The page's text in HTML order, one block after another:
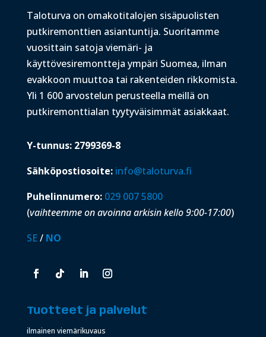
Taloturva on omakotitalojen sisäpuolisten
putkiremonttien asiantuntija. Suoritamme
vuosittain satoja viemäri- ja
käyttövesiremontteja ympäri Suomea, ilman
evakkoon muuttoa tai rakenteiden rikkomista.
Yli 1 600 arvostelun perusteella meillä on
putkiremonttialan tyytyväisimmät asiakkaat.
Y-tunnus: 2799369-8
Sähköpostiosoite: info@taloturva.fi
Puhelinnumero: 029 007 5800
(vaihteemme on avoinna arkisin kello 9:00-17:00)
SE/ NO
Tuotteet ja palvelut
ilmainen viemärikuvaus